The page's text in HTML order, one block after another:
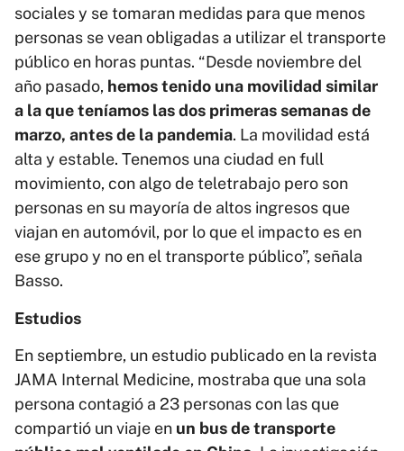
sociales y se tomaran medidas para que menos
personas se vean obligadas a utilizar el transporte
público en horas puntas. “Desde noviembre del
año pasado, hemos tenido una movilidad similar
a la que teníamos las dos primeras semanas de
marzo, antes de la pandemia. La movilidad está
alta y estable. Tenemos una ciudad en full
movimiento, con algo de teletrabajo pero son
personas en su mayoría de altos ingresos que
viajan en automóvil, por lo que el impacto es en
ese grupo y no en el transporte público”, señala
Basso.
Estudios
En septiembre, un estudio publicado en la revista
JAMA Internal Medicine, mostraba que una sola
persona contagió a 23 personas con las que
compartió un viaje en un bus de transporte